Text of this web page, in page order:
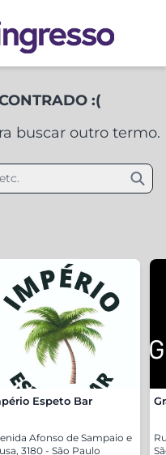
:(
buscar outro termo.
Espeto Bar
Afonso de Sampaio e
3180 - São Paulo